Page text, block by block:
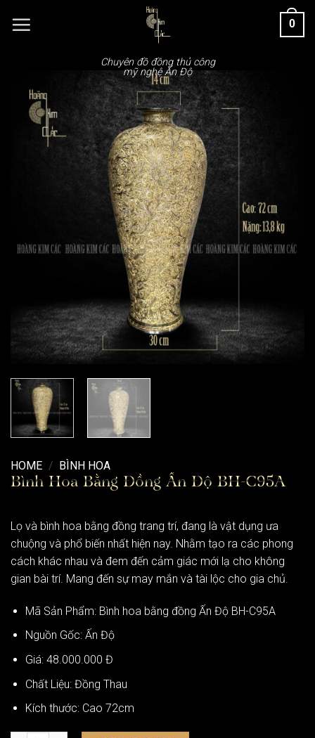
đến
Chuyên đồ đồng thủ công
mỹ nghệ Ấn Độ
0
HOME / BÌNH HOA
Bình Hoa Bằng Đồng Ấn Độ BH-C95A
Lọ và bình hoa bằng đồng trang trí, đang là vật dụng ưa
chuộng và phổ biến nhất hiện nay. Nhằm tạo ra các phong
cách khác nhau và đem đến cảm giác mới lạ cho không
gian bài trí. Mang đến sự may mắn và tài lộc cho gia chủ.
Mã Sản Phẩm: Bình hoa bằng đồng Ấn Độ BH-C95A
Nguồn Gốc: Ấn Độ
Giá: 48.000.000 Đ
Chất Liệu: Đồng Thau
Kích thước: Cao 72cm